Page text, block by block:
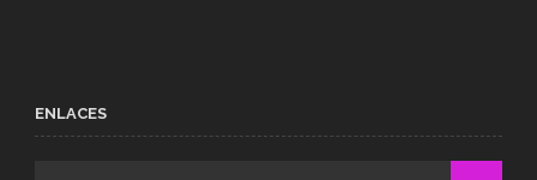
ENLACES